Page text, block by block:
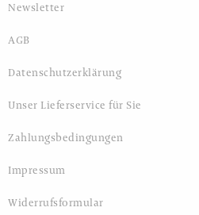
Newsletter
AGB
Datenschutzerklärung
Unser Lieferservice für Sie
Zahlungsbedingungen
Impressum
Widerrufsformular